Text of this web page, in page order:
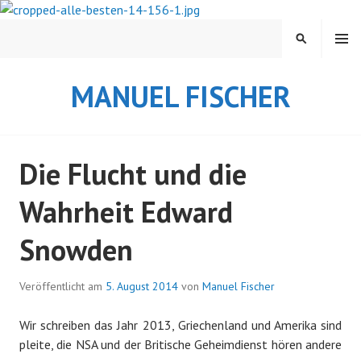
Springe
MANUEL FISCHER
MENÜ
SUCHEN
Die Flucht und die
Wahrheit Edward
Snowden
Veröffentlicht am 5. August 2014 von Manuel Fischer
Wir schreiben das Jahr 2013, Griechenland und Amerika sind
pleite, die NSA und der Britische Geheimdienst hören andere